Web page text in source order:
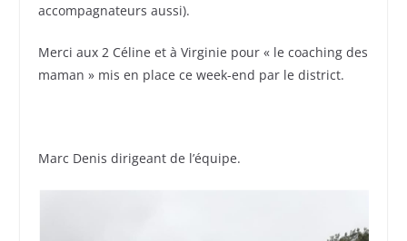
accompagnateurs aussi).
Merci aux 2 Céline et à Virginie pour « le coaching des
maman » mis en place ce week-end par le district.
Marc Denis dirigeant de l’équipe.